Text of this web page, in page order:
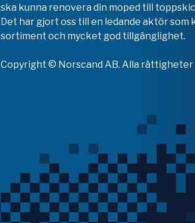
ska kunna renovera din moped till
Det har gjort oss till en ledande aktör
sortiment och mycket god tillgänglighet.
Copyright © Norscand AB. Alla rättigheter